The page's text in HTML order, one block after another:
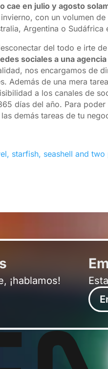
cae en julio y agosto
con un volumen
Argentina o Sudáfrica
del todo e irte
sociales a una
nos encargamos de
Además de una mera
a los canales de
días del año. Para
demás tareas de tu
¡hablamos!